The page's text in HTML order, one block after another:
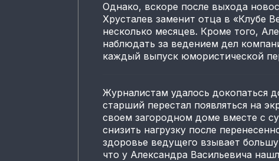
Однако, вскоре после выхода
Хрусталев заменит отца в «Клубе
несколько месяцев. Кроме того,
наблюдать за ведением дел
каждый выпуск юмористической
Журналистам удалось докопаться
старший перестал появляться на
своем загородном доме вместе с
снизить нагрузку после
здоровье ведущего взывает
что у Александра Васильевича